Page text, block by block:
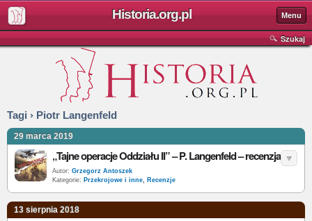
Historia.org.pl Menu
Szukaj
Tagi › Piotr Langenfeld
29 marca 2019
„Tajne operacje Oddziału II” – P. Langenfeld – recenzja
Autor: Grzegorz Antoszek
Kategorie: Przekrojowe i inne, Recenzje
13 sierpnia 2018